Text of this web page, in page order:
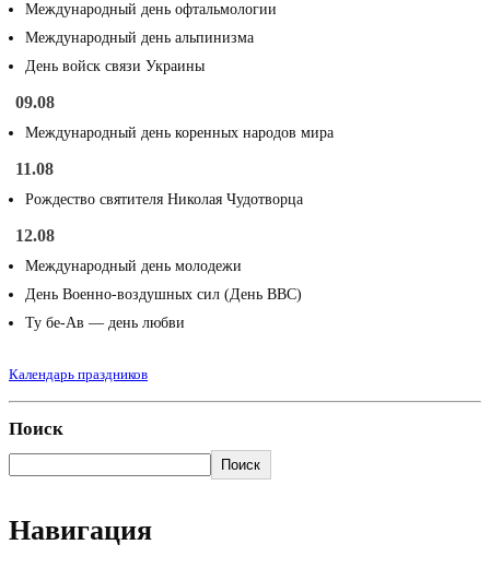
Международный день офтальмологии
Международный день альпинизма
День войск связи Украины
09.08
Международный день коренных народов мира
11.08
Рождество святителя Николая Чудотворца
12.08
Международный день молодежи
День Военно-воздушных сил (День ВВС)
Ту бе-Ав — день любви
Календарь праздников
Поиск
Поиск
Навигация